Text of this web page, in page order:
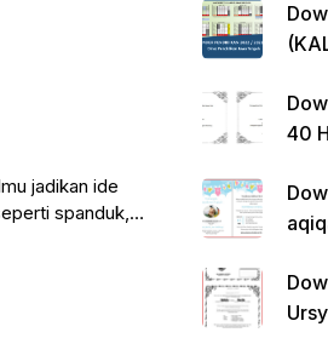
jadikan ide
spanduk,
40